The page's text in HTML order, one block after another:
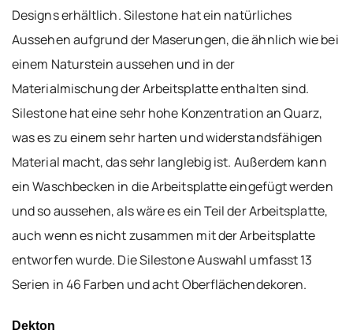
Designs erhältlich. Silestone hat ein natürliches
Aussehen aufgrund der Maserungen, die ähnlich wie bei
einem Naturstein aussehen und in der
Materialmischung der Arbeitsplatte enthalten sind.
Silestone hat eine sehr hohe Konzentration an Quarz,
was es zu einem sehr harten und widerstandsfähigen
Material macht, das sehr langlebig ist. Außerdem kann
ein Waschbecken in die Arbeitsplatte eingefügt werden
und so aussehen, als wäre es ein Teil der Arbeitsplatte,
auch wenn es nicht zusammen mit der Arbeitsplatte
entworfen wurde. Die Silestone Auswahl umfasst 13
Serien in 46 Farben und acht Oberflächendekoren.
Dekton